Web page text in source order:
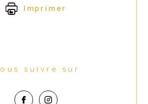
Imprimer
Nous suivre sur